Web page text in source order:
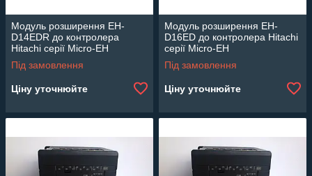
Модуль розширення EH-
D14EDR до контролера
Hitachi серії Micro-EH
Під замовлення
Ціну уточнюйте
Модуль розширення EH-
D16ED до контролера Hitachi
серії Micro-EH
Під замовлення
Ціну уточнюйте